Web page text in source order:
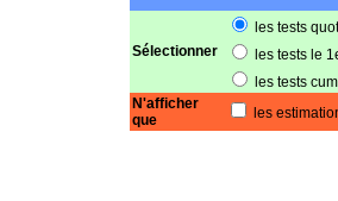
Sélectionner
les tests
les tests le
les tests
N'afficher
que
les